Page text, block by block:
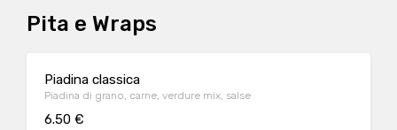
Pita e Wraps
Piadina classica
Piadina di grano, carne, verdure mix, salse
6.50 €